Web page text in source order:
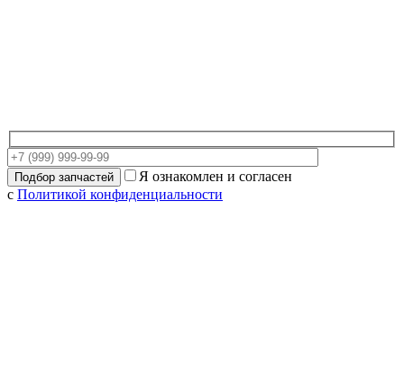
Я ознакомлен и согласен
с Политикой конфиденциальности